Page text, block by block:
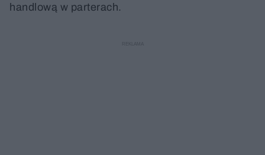
handlową w parterach.